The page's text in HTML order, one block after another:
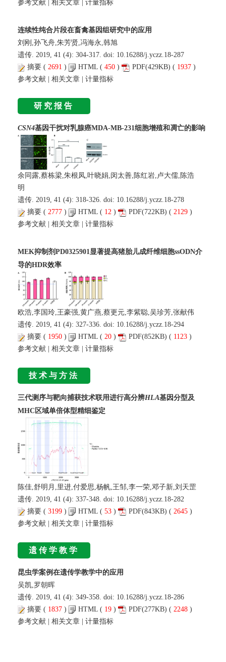
参考文献 相关文章 计量指标
连续性纯合片段在畜禽基因组研究中的应用
刘刚,孙飞舟,朱芳贤,冯海永,韩旭
遗传. 2019, 41 (4): 304-317. doi: 10.16288/j.yczz.18-287
摘要 ( 2691 ) HTML ( 450 ) PDF(429KB) ( 1937 )
参考文献
相关文章 计量指标
研究报告
CSN4基因干扰对乳腺癌MDA-MB-231细胞增殖和凋亡的影响
余同露,蔡栋梁,朱根凤,叶晓娟,闵太善,陈红岩,卢大儒,陈浩
明
遗传. 2019, 41 (4): 318-326. doi: 10.16288/j.yczz.18-278
摘要 ( 2777 ) HTML ( 12 ) PDF(722KB) ( 2129 )
参考文献
相关文章 计量指标
MEK抑制剂PD0325901显著提高猪胎儿成纤维细胞ssODN介
导的HDR效率
欧浩,李国玲,王豪强,黄广燕,蔡更元,李紫聪,吴珍芳,张献伟
遗传. 2019, 41 (4): 327-336. doi: 10.16288/j.yczz.18-294
摘要 ( 1950 ) HTML ( 20 ) PDF(852KB) ( 1123 )
参考文献
相关文章 计量指标
技术与方法
三代测序与靶向捕获技术联用进行高分辨HLA基因分型及
MHC区域单倍体型精细鉴定
陈佳,舒明月,里进,付爱思,杨帆,王邹,李一荣,邓子新,刘天罡
遗传. 2019, 41 (4): 337-348. doi: 10.16288/j.yczz.18-282
摘要 ( 3199 ) HTML ( 53 ) PDF(843KB) ( 2645 )
参考文献 | 相关文章 | 计量指标
遗传学教学
昆虫学案例在遗传学教学中的应用
吴凯,罗朝晖
遗传. 2019, 41 (4): 349-358. doi: 10.16288/j.yczz.18-286
摘要 ( 1837 ) HTML ( 19 ) PDF(277KB) ( 2248 )
参考文献 | 相关文章 | 计量指标